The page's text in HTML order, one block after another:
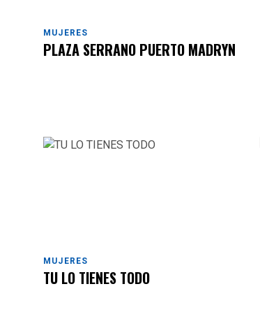
MUJERES
PLAZA SERRANO PUERTO MADRYN
MUJERES
TU LO TIENES TODO